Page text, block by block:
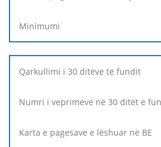
në
30
ditët
fundit
Karta
pagesave